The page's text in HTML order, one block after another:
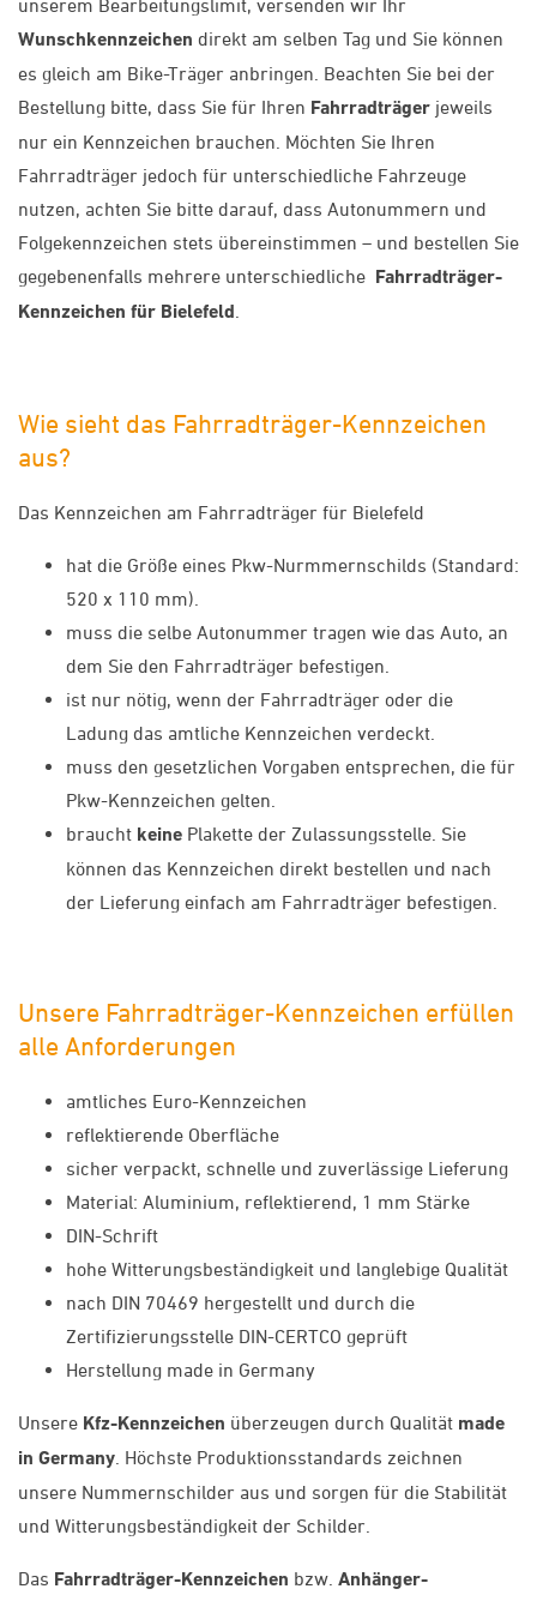
unserem Bearbeitungslimit, versenden wir Ihr
Wunschkennzeichen direkt am selben Tag und Sie können
es gleich am Bike-Träger anbringen. Beachten Sie bei der
Bestellung bitte, dass Sie für Ihren Fahrradträger jeweils
nur ein Kennzeichen brauchen. Möchten Sie Ihren
Fahrradträger jedoch für unterschiedliche Fahrzeuge
nutzen, achten Sie bitte darauf, dass Autonummern und
Folgekennzeichen stets übereinstimmen – und bestellen Sie
gegebenenfalls mehrere unterschiedliche Fahrradträger-
Kennzeichen für Bielefeld
Wie sieht das Fahrradträger-Kennzeichen
aus?
Das Kennzeichen am Fahrradträger für Bielefeld
hat die Größe eines Pkw-Nurmmernschilds (Standard:
520 x 110 mm).
muss die selbe Autonummer tragen wie das Auto, an
dem Sie den Fahrradträger befestigen.
ist nur nötig, wenn der Fahrradträger oder die
Ladung das amtliche Kennzeichen verdeckt.
muss den gesetzlichen Vorgaben entsprechen, die für
Pkw-Kennzeichen gelten.
braucht keine Plakette der Zulassungsstelle. Sie
können das Kennzeichen direkt bestellen und nach
der Lieferung einfach am Fahrradträger befestigen.
Unsere Fahrradträger-Kennzeichen erfüllen
alle Anforderungen
amtliches Euro-Kennzeichen
reflektierende Oberfläche
sicher verpackt, schnelle und zuverlässige Lieferung
Material: Aluminium, reflektierend, 1 mm Stärke
DIN-Schrift
hohe Witterungsbeständigkeit und langlebige Qualität
nach DIN 70469 hergestellt und durch die
Zertifizierungsstelle DIN-CERTCO geprüft
Herstellung made in Germany
Unsere Kfz-Kennzeichen überzeugen durch Qualität made
in Germany . Höchste Produktionsstandards zeichnen
unsere Nummernschilder aus und sorgen für die Stabilität
und Witterungsbeständigkeit der Schilder.
Das Fahrradträger-Kennzeichen bzw. Anhänger-